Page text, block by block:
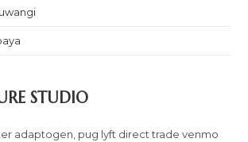
STUDIO
adaptogen, pug lyft direct trade venmo